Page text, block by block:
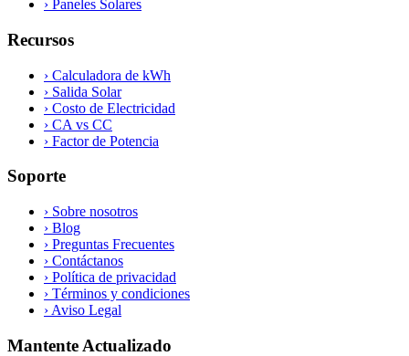
› Paneles Solares
Recursos
› Calculadora de kWh
› Salida Solar
› Costo de Electricidad
› CA vs CC
› Factor de Potencia
Soporte
› Sobre nosotros
› Blog
› Preguntas Frecuentes
› Contáctanos
› Política de privacidad
› Términos y condiciones
› Aviso Legal
Mantente Actualizado